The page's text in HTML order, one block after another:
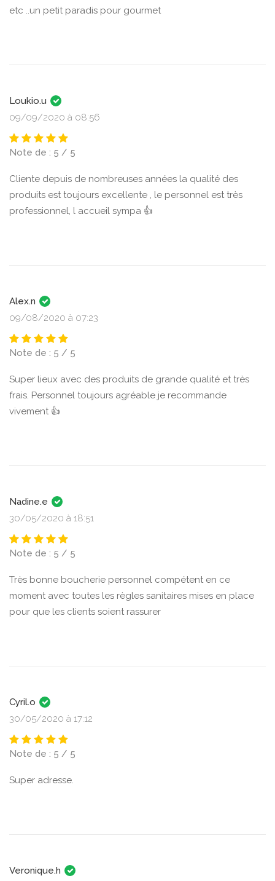
etc ..un petit paradis pour gourmet
Loukio.u
09/09/2020 à 08:56
Note de : 5 / 5
Cliente depuis de nombreuses années la qualité des
produits est toujours excellente , le personnel est très
professionnel, l accueil sympa 👍
Alex.n
09/08/2020 à 07:23
Note de : 5 / 5
Super lieux avec des produits de grande qualité et très
frais. Personnel toujours agréable je recommande
vivement 👍
Nadine.e
30/05/2020 à 18:51
Note de : 5 / 5
Très bonne boucherie personnel compétent en ce
moment avec toutes les règles sanitaires mises en place
pour que les clients soient rassurer
Cyril.o
30/05/2020 à 17:12
Note de : 5 / 5
Super adresse.
Veronique.h